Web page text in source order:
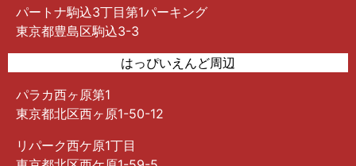
パートナ駒込3丁目第1パーキング
東京都豊島区駒込3-3
はっぴいえんど周辺
パラカ西ヶ原第1
東京都北区西ヶ原1-50-12
リパーク西ケ原1丁目